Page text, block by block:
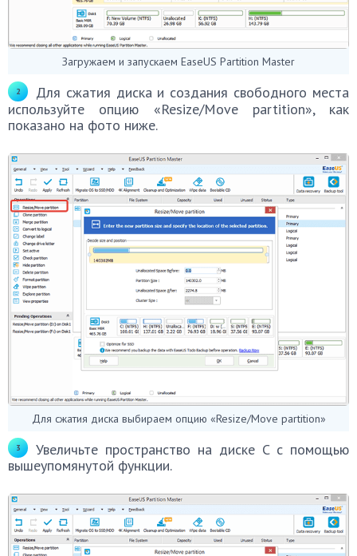
Загружаем и запускаем EaseUS Partition Master
Для сжатия диска и создания свободного места
используйте опцию «Resize/Move partition», как
показано на фото ниже.
Для сжатия диска выбираем опцию «Resize/Move partition»
Увеличьте пространство на диске C с помощью
вышеупомянутой функции.